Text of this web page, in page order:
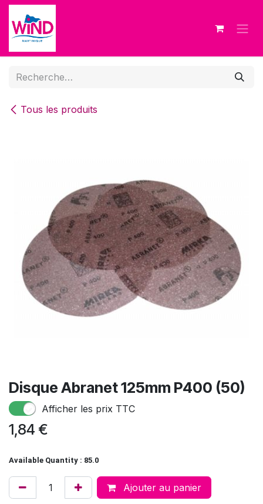
Se rendre au contenu
Tous les produits
Disque Abranet 125mm P400 (50)
Afficher les prix TTC
1,84 €
Available Quantity : 85.0
Ajouter au panier